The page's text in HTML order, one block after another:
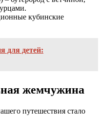
кубинские
для детей:
жемчужина
путешествия стало